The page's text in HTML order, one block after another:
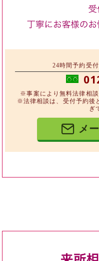
24時間予約受
※事案により無料法律相談
※法律相談は、受付予約後
ぎ
メ